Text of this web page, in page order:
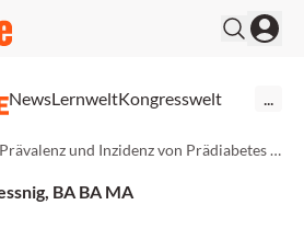
NewsLernweltKongresswelt
Prävalenz und Inzidenz von Prädiabetes und Diabetes in der österreichischen Bevölkerung
BA BA MA